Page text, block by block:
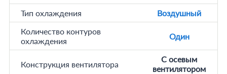
Тип охлаждения
Воздушный
Количество контуров
охлаждения
Один
Конструкция вентилятора
С осевым
вентилятором